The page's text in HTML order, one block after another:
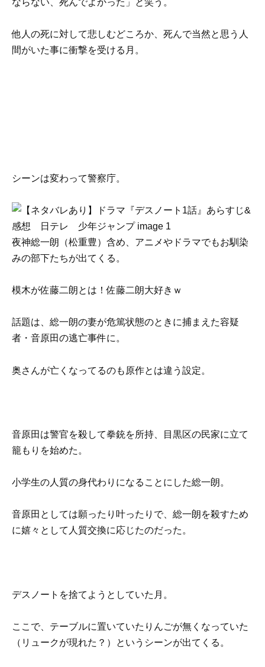
他人の死に対して悲しむどころか、死んで当然と思う人
間がいた事に衝撃を受ける月。
シーンは変わって警察庁。
夜神総一朗（松重豊）含め、アニメやドラマでもお馴染
みの部下たちが出てくる。
模木が佐藤二朗とは！佐藤二朗大好きｗ
話題は、総一朗の妻が危篤状態のときに捕まえた容疑
者・音原田の逃亡事件に。
奥さんが亡くなってるのも原作とは違う設定。
音原田は警官を殺して拳銃を所持、目黒区の民家に立て
籠もりを始めた。
小学生の人質の身代わりになることにした総一朗。
音原田としては願ったり叶ったりで、総一朗を殺すため
に嬉々として人質交換に応じたのだった。
デスノートを捨てようとしていた月。
ここで、テーブルに置いていたりんごが無くなっていた
（リュークが現れた？）というシーンが出てくる。